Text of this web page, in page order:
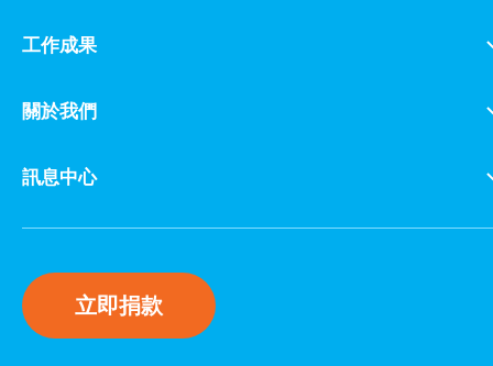
工作成果
關於我們
訊息中心
立即捐款